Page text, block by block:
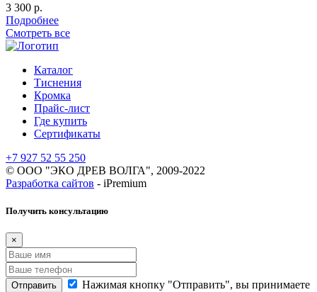
3 300 р.
Подробнее
Смотреть все
Каталог
Тиснения
Кромка
Прайс-лист
Где купить
Сертификаты
+7 927 52 55 250
© ООО "ЭКО ДРЕВ ВОЛГА", 2009-2022
Разработка сайтов - iPremium
Получить консультацию
×
Отправить
Нажимая кнопку "Отправить", вы принимаете